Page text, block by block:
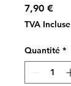
7,90 €Prix
TVA Incluse
Quantité *